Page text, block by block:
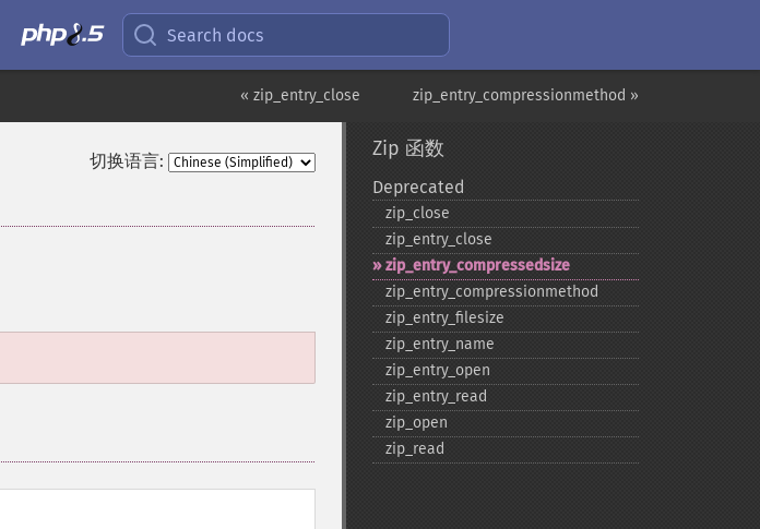
Search docs
zip_entry_compressionmethod »
« zip_entry_close
切换语言:
Zip 函数
Deprecated
zip_​close
zip_​entry_​close
zip_​entry_​compressedsize
zip_​entry_​compressionmethod
zip_​entry_​filesize
zip_​entry_​name
zip_​entry_​open
zip_​entry_​read
zip_​open
zip_​read